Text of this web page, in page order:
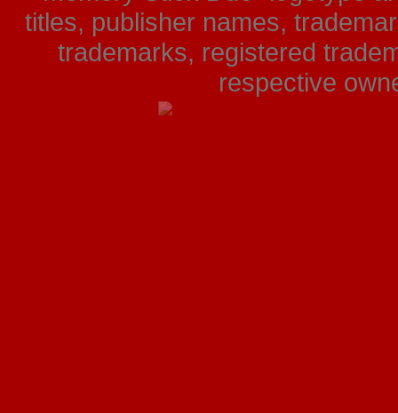
titles, publisher names,
trademarks, registered
respective